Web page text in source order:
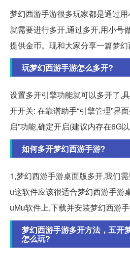
梦幻西游手游很多玩家都是通过
就需要进行多开,通过多开,用小号
提供金币。现和大家分享一篇梦幻
玩梦幻西游手游怎么多开?
设置多开引擎功能就可以多开了,
开开关: 在靠谱助手“引擎管理”界
启”功能,确定开启(建议内存在6G以
如何多开梦幻西游手游?
1,梦幻西游手游桌面版多开,我们
u这软件应该很适合梦幻西游手游
uMu软件上,下载并安装梦幻西游
梦幻西游手游多开方法，五开
怎么玩?